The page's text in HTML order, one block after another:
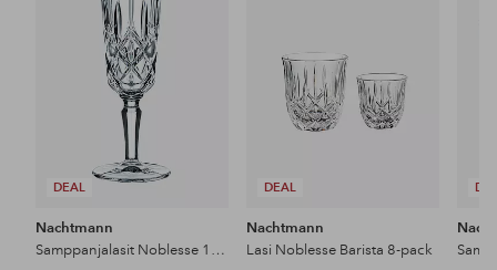
DEAL
Nachtmann
Samppanjalasit Noblesse 15,5 cl, 4/pakk.
DEAL
Nachtmann
Lasi Noblesse Barista 8-pack